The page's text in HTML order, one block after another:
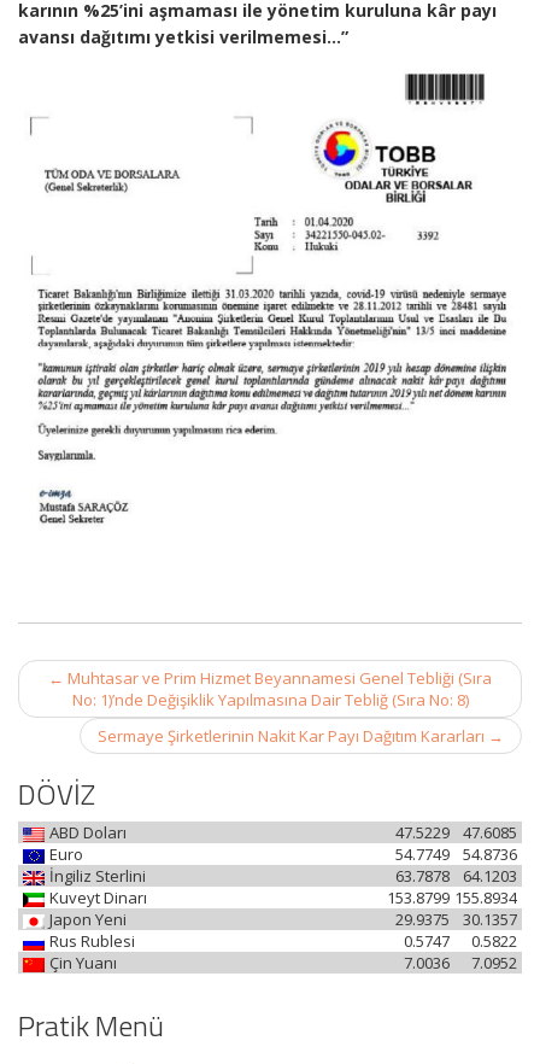
karının %25’ini aşmaması ile yönetim kuruluna kâr payı
avansı dağıtımı yetkisi verilmemesi…”
Post
navigation
← Muhtasar ve Prim Hizmet Beyannamesi Genel Tebliği (Sıra
No: 1)’nde Değişiklik Yapılmasına Dair Tebliğ (Sıra No: 8)
Sermaye Şirketlerinin Nakit Kar Payı Dağıtım Kararları →
DÖVİZ
ABD Doları 47.6085
47.5229
Euro
54.8736
54.7749
İngiliz Sterlini
64.1203
63.7878
Kuveyt Dinarı
155.8934
153.8799
Japon Yeni
30.1357
29.9375
Rus Rublesi
0.5822
0.5747
Çin Yuanı
7.0952
7.0036
Pratik Menü